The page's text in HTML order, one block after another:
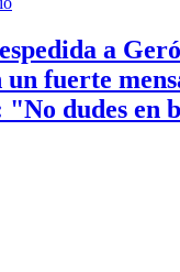
a
un fuerte
dudes en